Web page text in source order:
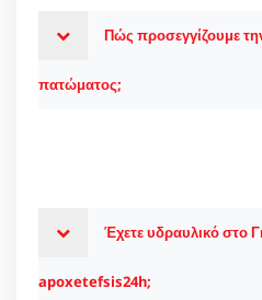
Πώς προσεγγίζουμε
πατώματος;
Έχετε υδραυλικό στο
apoxetefsis24h;